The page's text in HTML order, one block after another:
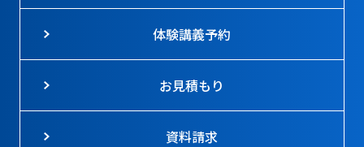
体験講義予約
お見積もり
資料請求